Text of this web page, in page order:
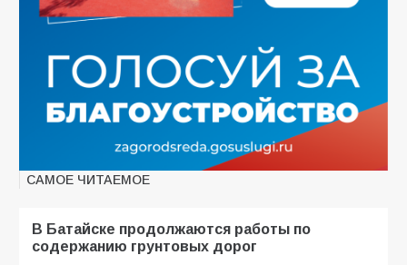
САМОЕ ЧИТАЕМОЕ
В Батайске продолжаются работы по
содержанию грунтовых дорог